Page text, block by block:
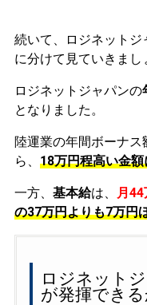
続いて、ロジネット
に分けて見ていきまし
ロジネットジャパンの
となりました。
陸運業の年間ボーナス
ら、 18万円程高い金
一方、 基本給は、 月44
の37万円よりも7万円
ロジネット
が発揮でき